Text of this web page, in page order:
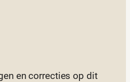
en correcties op dit